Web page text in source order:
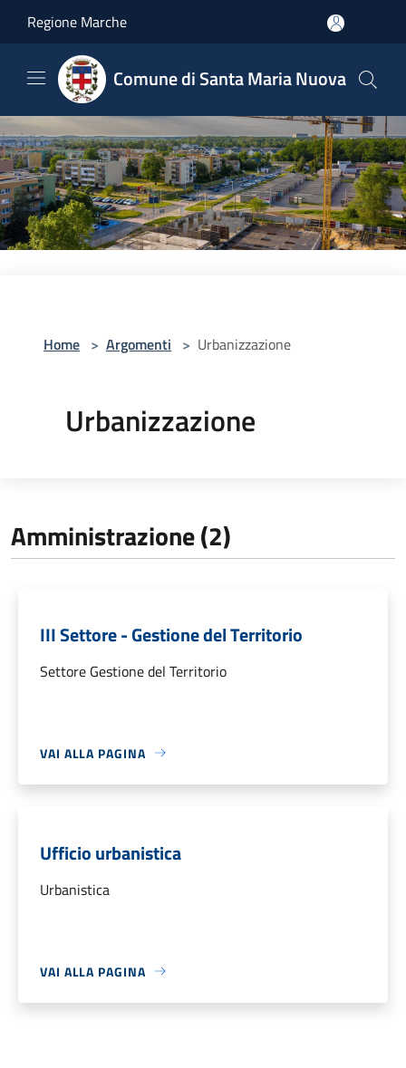
Regione Marche
Comune di Santa Maria Nuova
Home > Argomenti > Urbanizzazione
Urbanizzazione
Amministrazione (2)
III Settore - Gestione del Territorio
Settore Gestione del Territorio
VAI ALLA PAGINA
Ufficio urbanistica
Urbanistica
VAI ALLA PAGINA